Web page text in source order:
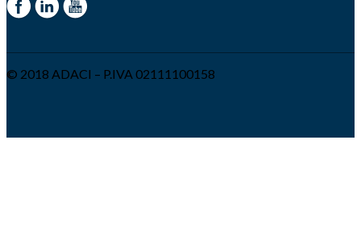
© 2018 ADACI – P.IVA 02111100158